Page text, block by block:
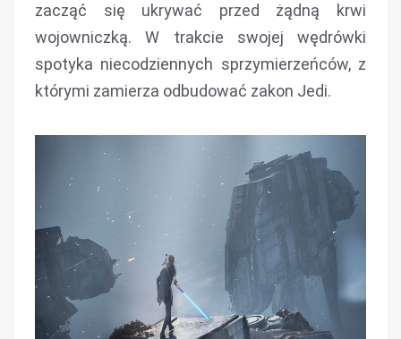
zacząć się ukrywać przed żądną krwi
wojowniczką. W trakcie swojej wędrówki
spotyka niecodziennych sprzymierzeńców, z
którymi zamierza odbudować zakon Jedi.